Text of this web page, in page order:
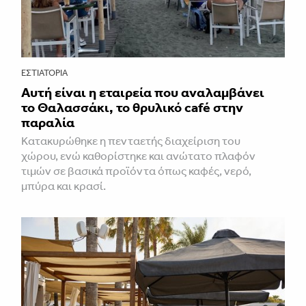
ΕΣΤΙΑΤΌΡΙΑ
Αυτή είναι η εταιρεία που αναλαμβάνει
το Θαλασσάκι, το θρυλικό café στην
παραλία
Κατακυρώθηκε η πενταετής διαχείριση του
χώρου, ενώ καθορίστηκε και ανώτατο πλαφόν
τιμών σε βασικά προϊόντα όπως καφές, νερό,
μπύρα και κρασί.